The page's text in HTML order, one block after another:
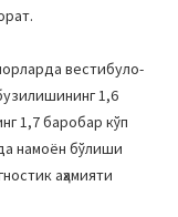
вестибуло-
1,6
1,7 баробар кўп
намоён бўлиши
аҳамияти